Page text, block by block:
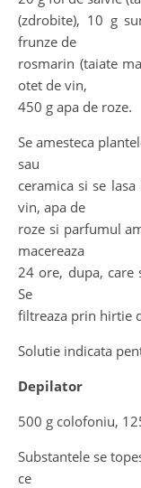
(zdrobite), 10 g
frunze de
rosmarin (taiate
otet de vin,
450 g apa de roze.
Se amesteca
sau
ceramica si se
vin, apa de
roze si parfumul
macereaza
24 ore, dupa, care
Se
filtreaza prin hirtie
Solutie indicata
Depilator
500 g colofoniu,
Substantele se
ce